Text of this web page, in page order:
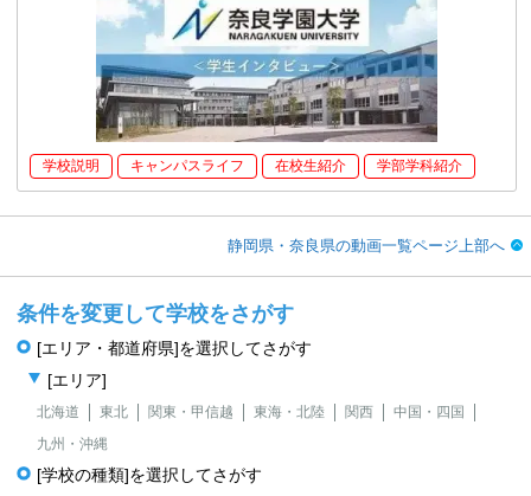
学校説明 キャンパスライフ 在校生紹介 学部学科紹介
静岡県・奈良県の動画一覧ページ上部へ
条件を変更して学校をさがす
[エリア・都道府県]を選択してさがす
[エリア]
北海道 東北 関東・甲信越 東海・北陸 関西
中国・四国
九州・沖縄
[学校の種類]を選択してさがす